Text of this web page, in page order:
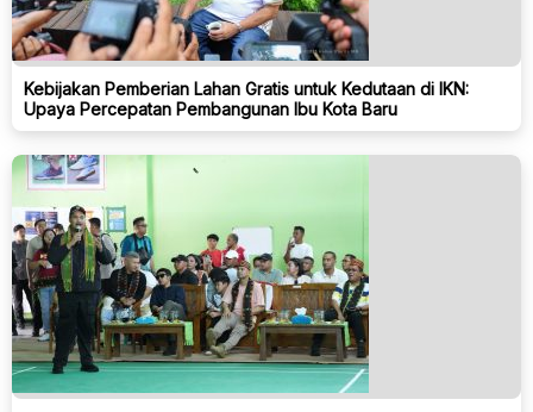
Kebijakan Pemberian Lahan Gratis untuk Kedutaan di IKN:
Upaya Percepatan Pembangunan Ibu Kota Baru